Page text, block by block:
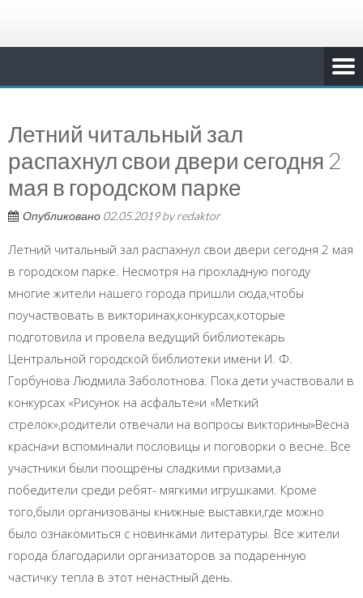
Летний читальный зал
распахнул свои двери сегодня 2
мая в городском парке
Опубликовано 02.05.2019byredaktor
Летний читальный зал распахнул свои двери сегодня 2 мая
в городском парке. Несмотря на прохладную погоду
многие жители нашего города пришли сюда,чтобы
поучаствовать в викторинах,конкурсах,которые
подготовила и провела ведущий библиотекарь
Центральной городской библиотеки имени И. Ф.
Горбунова Людмила Заболотнова. Пока дети участвовали в
конкурсах «Рисунок на асфальте»и «Меткий
стрелок»,родители отвечали на вопросы викторины»Весна
красна»и вспоминали пословицы и поговорки о весне. Все
участники были поощрены сладкими призами,а
победители среди ребят- мягкими игрушками. Кроме
того,были организованы книжные выставки,где можно
было ознакомиться с новинками литературы. Все жители
города благодарили организаторов за подаренную
частичку тепла в этот ненастный день.